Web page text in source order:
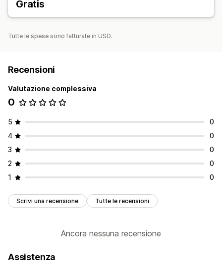
Gratis
Tutte le spese sono fatturate in USD.
Recensioni
Valutazione complessiva
0
5
0
4
0
3
0
2
0
1
0
Scrivi una recensione Tutte le recensioni
Ancora nessuna recensione
Assistenza